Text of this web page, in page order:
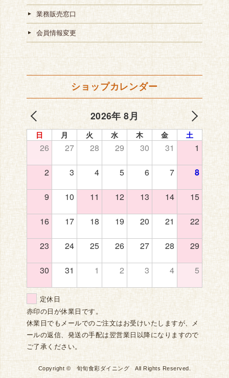
業務販売窓口
会員情報変更
ショップカレンダー
2026年 8月
日 月 火 水 木 金 土
26 27 28 29 30 31 1
2 3 4 5 6 7 8
9 10 11 12 13 14 15
16 17 18 19 20 21 22
23 24 25 26 27 28 29
30 31 1 2 3 4 5
定休日
赤印の日が休業日です。
休業日でもメールでのご注文はお受けいたしますが、メ
ールの返信、発送の手配は翌営業日以降になりますので
ご了承ください。
Copyright © 旬旬食彩ダイニング All Rights Reserved.